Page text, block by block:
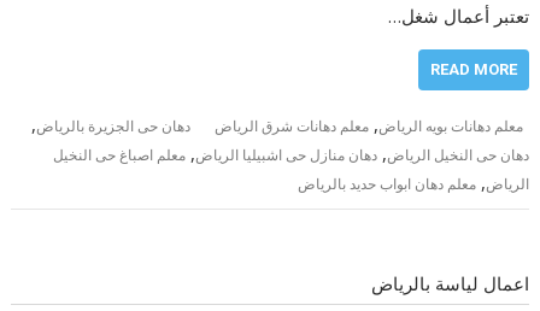
تعتبر أعمال شغل…
READ MORE
معلم دهانات بويه الرياض,معلم دهانات شرق الرياض دهان حى الجزيرة بالرياض,
دهان حى النخيل الرياض,دهان منازل حى اشبيليا الرياض,معلم اصباغ حى النخيل
الرياض,معلم دهان ابواب حديد بالرياض
اعمال لياسة بالرياض